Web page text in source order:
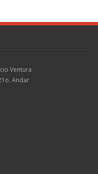
Ventura
Andar